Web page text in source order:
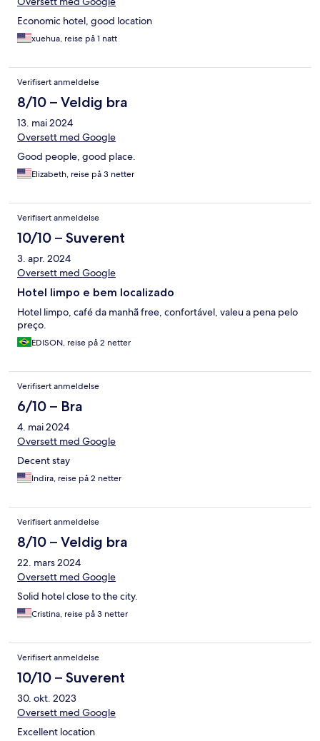
Economic hotel, good location
xuehua, reise på 1 natt
Verifisert anmeldelse
8/10 – Veldig bra
13. mai 2024
Oversett med Google
Good people, good place.
Elizabeth, reise på 3 netter
Verifisert anmeldelse
10/10 – Suverent
3. apr. 2024
Oversett med Google
Hotel limpo e bem localizado
Hotel limpo, café da manhã free, confortável, valeu a pena pelo
preço.
EDISON, reise på 2 netter
Verifisert anmeldelse
6/10 – Bra
4. mai 2024
Oversett med Google
Decent stay
Indira, reise på 2 netter
Verifisert anmeldelse
8/10 – Veldig bra
22. mars 2024
Oversett med Google
Solid hotel close to the city.
Cristina, reise på 3 netter
Verifisert anmeldelse
10/10 – Suverent
30. okt. 2023
Oversett med Google
Excellent location